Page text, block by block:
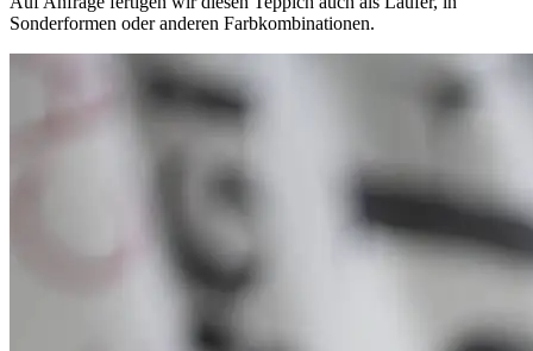
Sonderformen oder anderen Farbkombinationen.